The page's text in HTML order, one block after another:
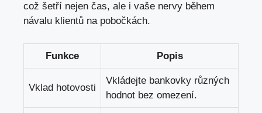
což šetří nejen čas, ⁤ale i vaše nervy⁢ během
návalu⁢ klientů​ na pobočkách.
Funkce Popis
Vklad hotovosti
Vkládejte bankovky různých
hodnot bez omezení.